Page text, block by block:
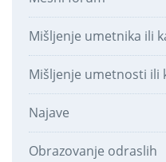
Mišljenje umetnika ili
Mišljenje umetnosti ili
Najave
Obrazovanje odraslih